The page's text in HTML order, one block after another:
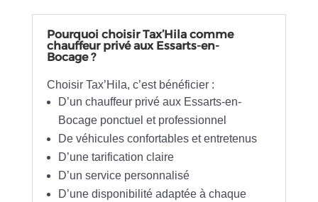
Pourquoi choisir Tax’Hila comme
chauffeur privé aux Essarts-en-
Bocage ?
Choisir Tax’Hila, c’est bénéficier :
D’un chauffeur privé aux Essarts-en-
Bocage ponctuel et professionnel
De véhicules confortables et entretenus
D’une tarification claire
D’un service personnalisé
D’une disponibilité adaptée à chaque